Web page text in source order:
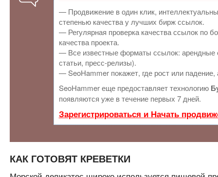
— Продвижение в один клик,
степенью качества у лучших бирж ссылок.
— Регулярная проверка качества ссылок по
качества проекта.
— Все известные форматы ссылок: арендные
статьи, пресс-релизы).
— SeoHammer покажет, где рост или
SeoHammer еще предоставляет технологию
появляются уже в течение первых 7 дней.
Зарегистрироваться и Начать
КАК ГОТОВЯТ КРЕВЕТКИ